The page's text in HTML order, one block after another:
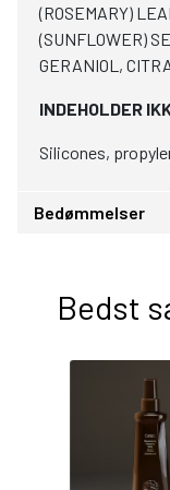
(ROSEMARY)
(SUNFLOWER)
GERANIOL,
INDEHOLDER
Silicones,
Bedømmelser
Bedst